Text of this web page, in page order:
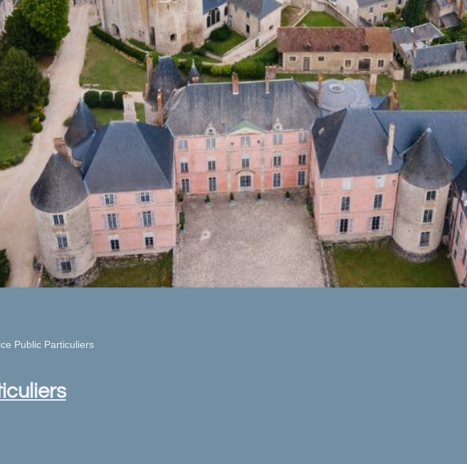
Public Particuliers